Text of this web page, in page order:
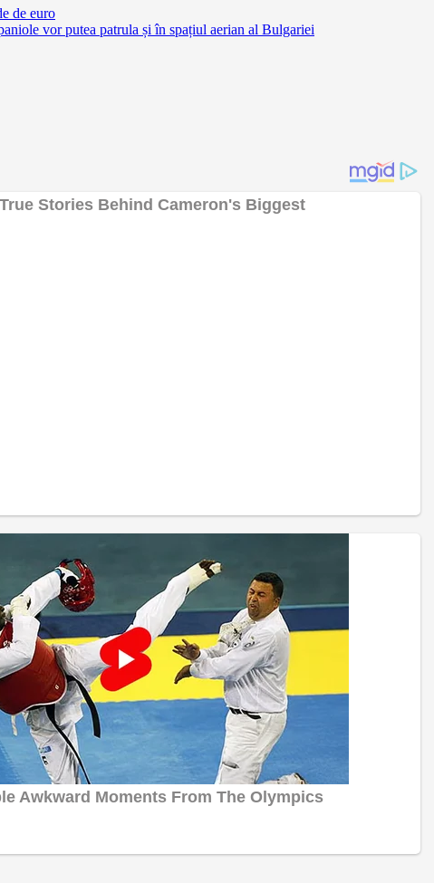
de euro
vor putea patrula și în spațiul aerian al Bulgariei